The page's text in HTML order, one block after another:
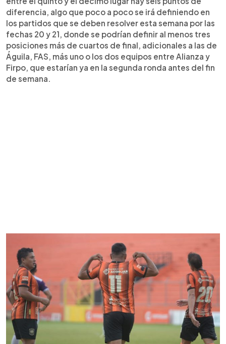
diferencia, algo que poco a poco se irá definiendo en
los partidos que se deben resolver esta semana por las
fechas 20 y 21, donde se podrían definir al menos tres
posiciones más de cuartos de final, adicionales a las de
Águila, FAS, más uno o los dos equipos entre Alianza y
Firpo, que estarían ya en la segunda ronda antes del fin
de semana.